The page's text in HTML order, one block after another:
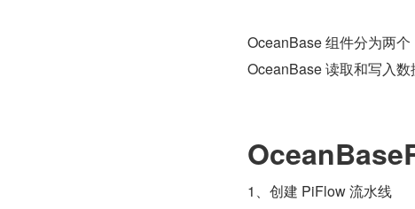
OceanBase 组件分为两
OceanBase 读取和写入数
1、创建 PiFlow 流水线